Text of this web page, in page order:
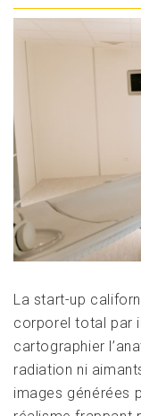
La start-up
corporel total par
cartographier
radiation ni
images générées